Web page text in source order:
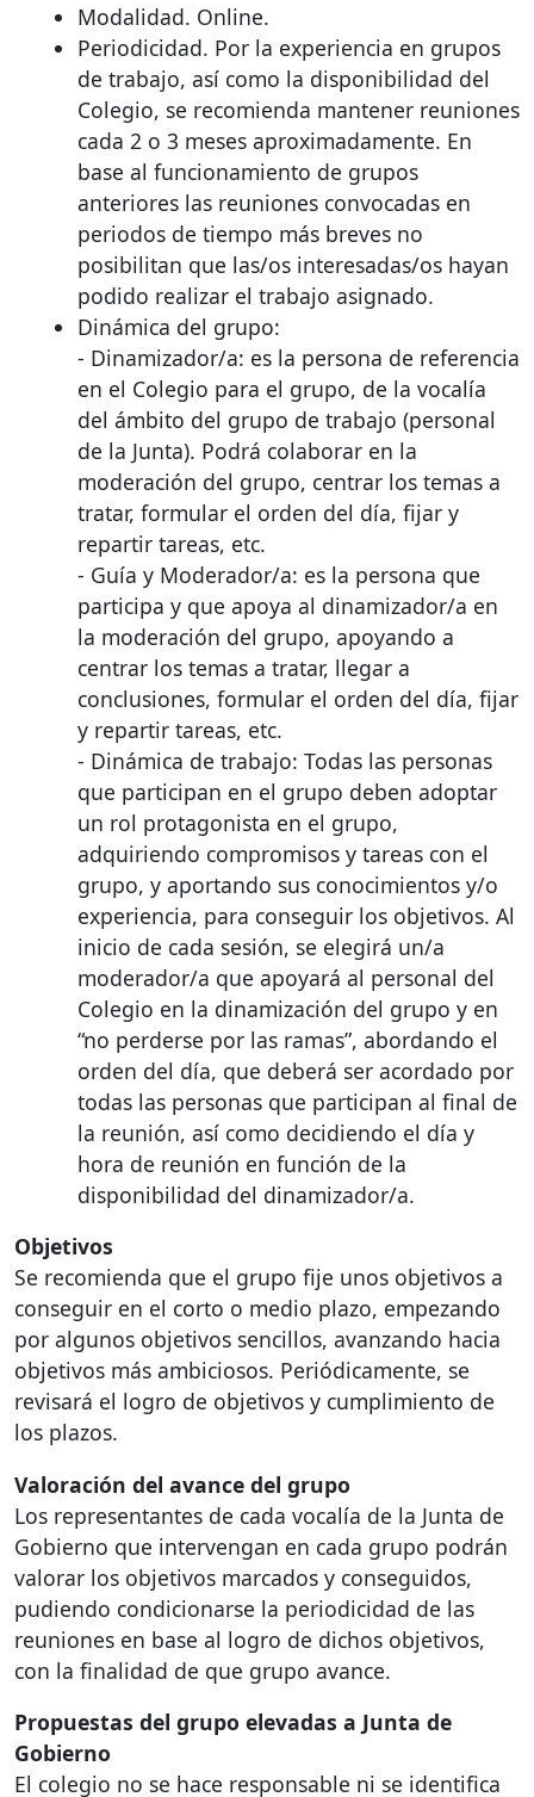
Modalidad. Online.
Periodicidad. Por la experiencia en grupos
de trabajo, así como la disponibilidad del
Colegio, se recomienda mantener reuniones
cada 2 o 3 meses aproximadamente. En
base al funcionamiento de grupos
anteriores las reuniones convocadas en
periodos de tiempo más breves no
posibilitan que las/os interesadas/os hayan
podido realizar el trabajo asignado.
Dinámica del grupo:
- Dinamizador/a: es la persona de referencia
en el Colegio para el grupo, de la vocalía
del ámbito del grupo de trabajo (personal
de la Junta). Podrá colaborar en la
moderación del grupo, centrar los temas a
tratar, formular el orden del día, fijar y
repartir tareas, etc.
- Guía y Moderador/a: es la persona que
participa y que apoya al dinamizador/a en
la moderación del grupo, apoyando a
centrar los temas a tratar, llegar a
conclusiones, formular el orden del día, fijar
y repartir tareas, etc.
- Dinámica de trabajo: Todas las personas
que participan en el grupo deben adoptar
un rol protagonista en el grupo,
adquiriendo compromisos y tareas con el
grupo, y aportando sus conocimientos y/o
experiencia, para conseguir los objetivos. Al
inicio de cada sesión, se elegirá un/a
moderador/a que apoyará al personal del
Colegio en la dinamización del grupo y en
“no perderse por las ramas”, abordando el
orden del día, que deberá ser acordado por
todas las personas que participan al final de
la reunión, así como decidiendo el día y
hora de reunión en función de la
disponibilidad del dinamizador/a.
Objetivos
Se recomienda que el grupo fije unos objetivos a
conseguir en el corto o medio plazo, empezando
por algunos objetivos sencillos, avanzando hacia
objetivos más ambiciosos. Periódicamente, se
revisará el logro de objetivos y cumplimiento de
los plazos.
Valoración del avance del grupo
Los representantes de cada vocalía de la Junta de
Gobierno que intervengan en cada grupo podrán
valorar los objetivos marcados y conseguidos,
pudiendo condicionarse la periodicidad de las
reuniones en base al logro de dichos objetivos,
con la finalidad de que grupo avance.
Propuestas del grupo elevadas a Junta de
Gobierno
El colegio no se hace responsable ni se identifica